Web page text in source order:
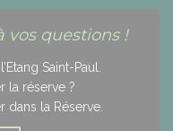
vos questions !
Saint-Paul.
la réserve ?
dans la Réserve.